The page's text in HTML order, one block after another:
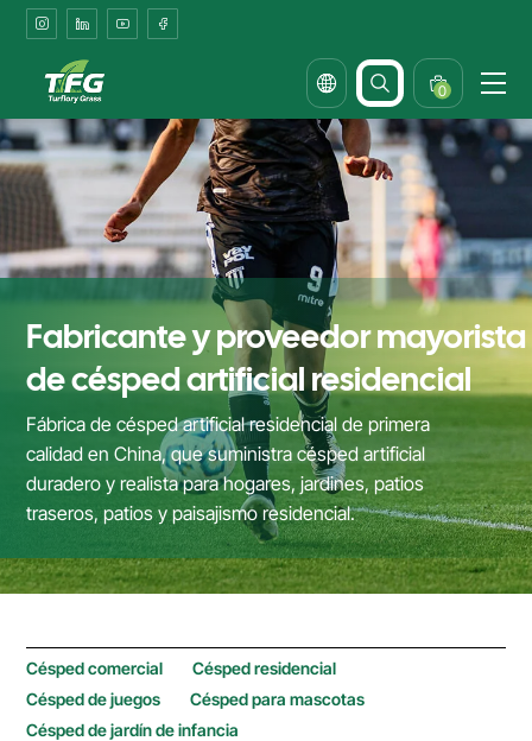
Césped
residencial
0
Fabricante y proveedor mayorista
de césped artificial residencial
Fábrica de césped artificial residencial de primera
calidad en China, que suministra césped artificial
duradero y realista para hogares, jardines, patios
traseros, patios y paisajismo residencial.
Césped comercial
Césped residencial
Césped de juegos
Césped para mascotas
Césped de jardín de infancia